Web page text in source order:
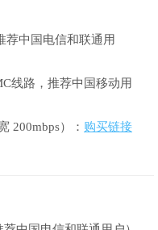
荐中国电信和联通用
线路，推荐中国移动用
200mbps）： 购买链接